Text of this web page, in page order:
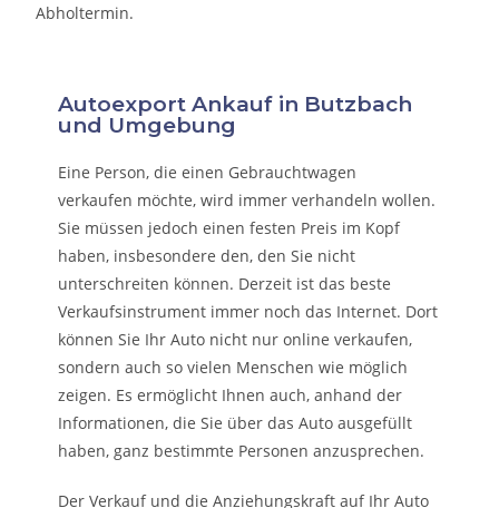
Abholtermin.
Autoexport Ankauf in Butzbach
und Umgebung
Eine Person, die einen Gebrauchtwagen
verkaufen möchte, wird immer verhandeln wollen.
Sie müssen jedoch einen festen Preis im Kopf
haben, insbesondere den, den Sie nicht
unterschreiten können. Derzeit ist das beste
Verkaufsinstrument immer noch das Internet. Dort
können Sie Ihr Auto nicht nur online verkaufen,
sondern auch so vielen Menschen wie möglich
zeigen. Es ermöglicht Ihnen auch, anhand der
Informationen, die Sie über das Auto ausgefüllt
haben, ganz bestimmte Personen anzusprechen.
Der Verkauf und die Anziehungskraft auf Ihr Auto